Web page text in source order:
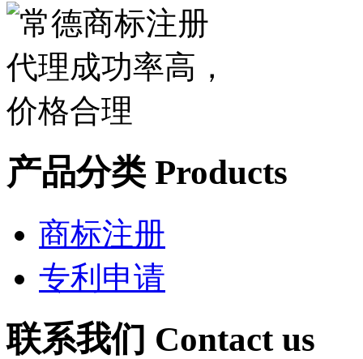
产品分类Products
商标注册
专利申请
联系我们 Contact us